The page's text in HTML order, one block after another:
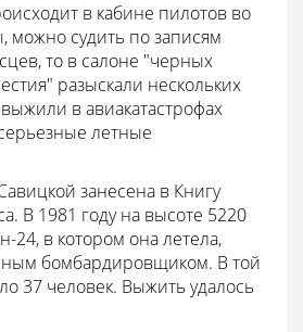
в кабине пилотов во
можно судить по записям
то в салоне "черных
разыскали нескольких
в авиакатастрофах
летные
занесена в Книгу
В 1981 году на высоте 5220
24, в котором она летела,
бомбардировщиком. В той
37 человек. Выжить удалось